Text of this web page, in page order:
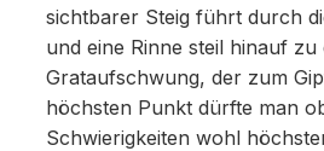
sichtbarer Steig führt durch
und eine Rinne steil hinauf zu
Grataufschwung, der zum
höchsten Punkt dürfte man
Schwierigkeiten wohl